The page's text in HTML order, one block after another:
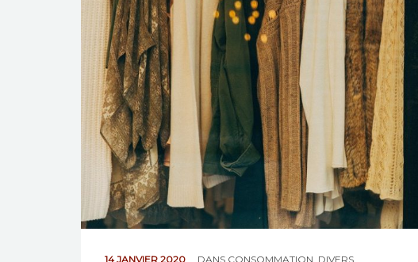
14 JANVIER 2020 DANS CONSOMMATION, DIVERS